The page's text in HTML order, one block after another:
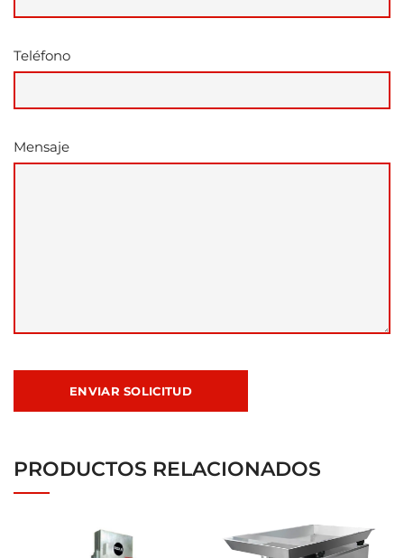
Teléfono
Mensaje
PRODUCTOS RELACIONADOS